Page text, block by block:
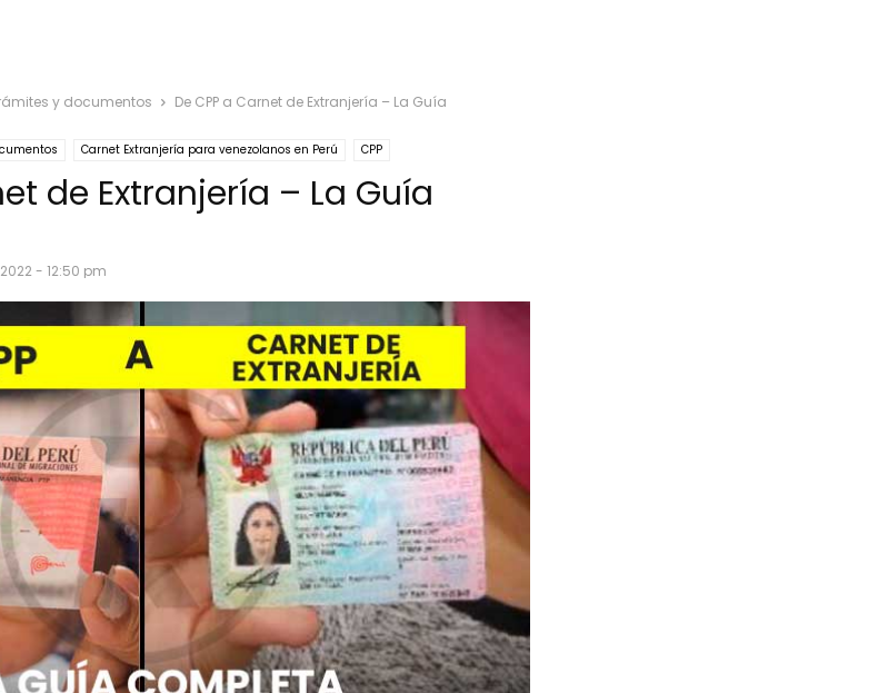
y documentos De CPP a Carnet de Extranjería – La Guía
Carnet Extranjería para venezolanos en Perú CPP
de Extranjería – La Guía
- 12:50 pm